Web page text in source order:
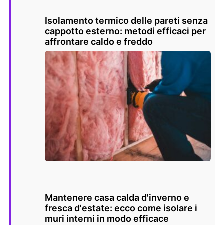
Isolamento termico delle pareti senza
cappotto esterno: metodi efficaci per
affrontare caldo e freddo
Mantenere casa calda d'inverno e
fresca d'estate: ecco come isolare i
muri interni in modo efficace